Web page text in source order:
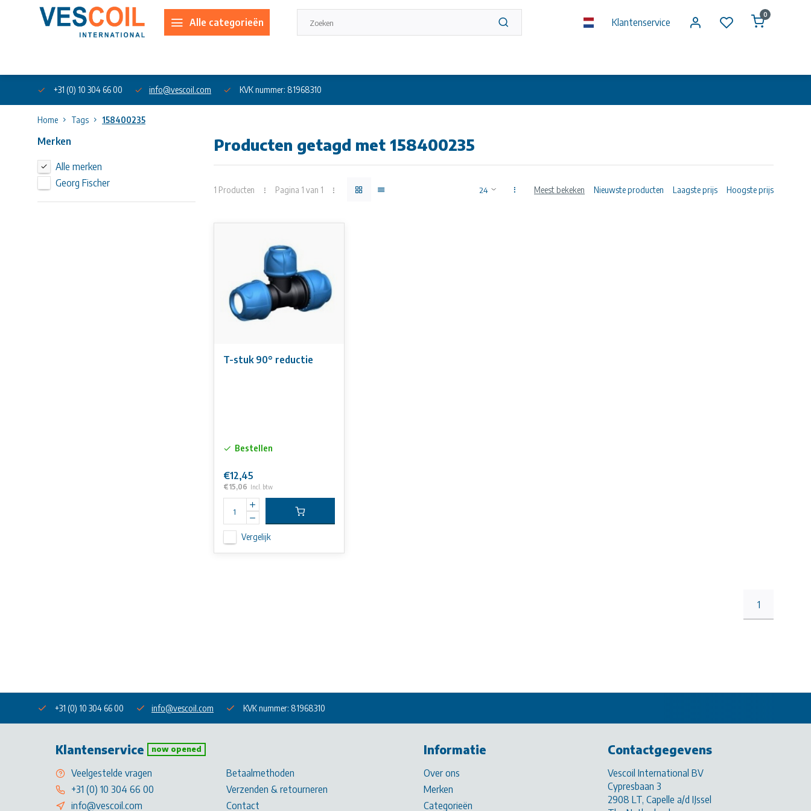
Alle categorieën Klantenservice
0
+31 (0) 10 304 66 00 info@vescoil.com KVK nummer: 81968310
Home Tags 158400235
Merken
Alle merken
Georg Fischer
Producten getagd met 158400235
1 Producten Pagina 1 van 1 Meest bekeken Nieuwste producten Laagste prijs Hoogste prijs
T-stuk 90° reductie
Bestellen
€12,45
€15,06 Incl. btw
Vergelijk
1
+31 (0) 10 304 66 00 info@vescoil.com KVK nummer: 81968310
Klantenservice now opened
Veelgestelde vragen
+31 (0) 10 304 66 00
info@vescoil.com
Betaalmethoden
Verzenden & retourneren
Contact
Informatie
Over ons
Merken
Categorieën
Contactgegevens
Vescoil International BV
Cypresbaan 3
2908 LT, Capelle a/d IJssel